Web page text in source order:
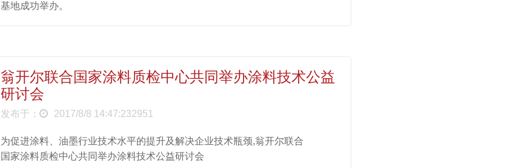
基地成功举办。
翁开尔联合国家涂料质检中心共同举办涂料技术公益
研讨会
发布于： 2017/8/8 14:47:232951
为促进涂料、油墨行业技术水平的提升及解决企业技术瓶颈,翁开尔联合
国家涂料质检中心共同举办涂料技术公益研讨会